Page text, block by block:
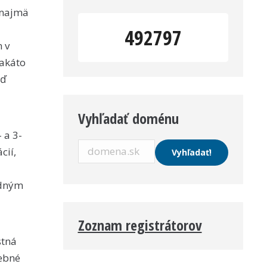
v
a 3-
492797
Vyhľadať doménu
Zoznam registrátorov